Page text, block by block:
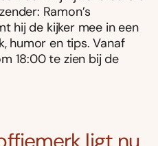
Ramon’s
hij de kijker mee in een
humor en tips. Vanaf
18:00 te zien bij de